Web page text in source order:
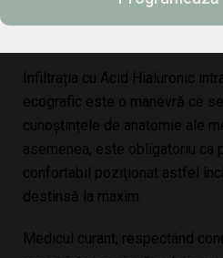
Infiltrația cu Acid Hialuronic
ecografic este o manevră ce
cunoștințele de anatomie ale
asemenea, este obligatoriu ca
confortabil poziționat astfel
destinsă la maxim.
Medicul curant, respectând